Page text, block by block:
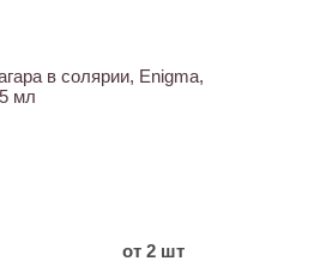
в солярии, Enigma,
мл
от 2 шт